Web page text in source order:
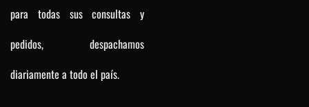
para todas sus consultas y
pedidos, despachamos
diariamente a todo el país.